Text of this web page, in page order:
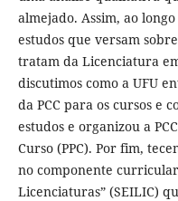
almejado. Assim, ao
estudos que versam
tratam da Licenciatura
discutimos como a UFU
da PCC para os cursos e
estudos e organizou a
Curso (PPC). Por fim,
no componente
Licenciaturas” (SEILIC)